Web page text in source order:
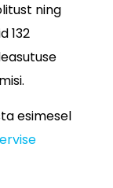
ning
132
esimesel